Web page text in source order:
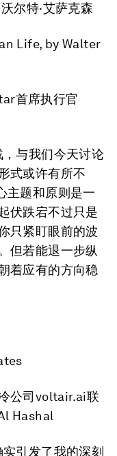
尔特·艾萨克森
Life, by Walter
首席执行官
与我们今天讨论
式或许有所不
主题和原则是一
伏跌宕不过只是
只紧盯眼前的波
但若能退一步纵
着应有的方向稳
公司voltair.ai联
Hashal
引发了我的深刻